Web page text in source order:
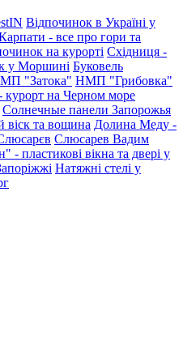
Відпочинок в Україні у
- все про гори та
на курорті Східниця -
у Моршині Буковель
"Затока" НМП "Грибовка"
курорт на Черном море
Солнечные панели Запорожья
віск та вощина Долина Меду -
Слюсарев Вадим
- пластикові вікна та двері у
Натяжні стелі у